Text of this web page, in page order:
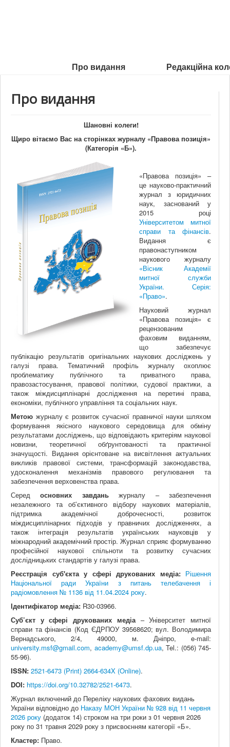
Про видання Редакційна
Про видання
Шановні колеги!
Щиро вітаємо Вас на сторінках журналу «Правова позиція»
(Категорія «Б»).
«Правова позиція» –
це науково-практичний
журнал з юридичних
наук, заснований у
2015 році
Університетом митної
справи та фінансів.
Видання є
правонаступником
наукового журналу
«Вісник Академії
митної служби
України. Серія:
«Право».
Науковий журнал
«Правова позиція» є
рецензованим
фаховим виданням,
що забезпечує
публікацію результатів оригінальних наукових досліджень у
галузі права. Тематичний профіль журналу охоплює
проблематику публічного та приватного права,
правозастосування, правової політики, судової практики, а
також міждисциплінарні дослідження на перетині права,
економіки, публічного управління та соціальних наук.
Метою журналу є розвиток сучасної правничої науки шляхом
формування якісного наукового середовища для обміну
результатами досліджень, що відповідають критеріям наукової
новизни, теоретичної обґрунтованості та практичної
значущості. Видання орієнтоване на висвітлення актуальних
викликів правової системи, трансформацій законодавства,
удосконалення механізмів правового регулювання та
забезпечення верховенства права.
Середосновних завданьжурналу – забезпечення
незалежного та об’єктивного відбору наукових матеріалів,
підтримка академічної доброчесності, розвиток
міждисциплінарних підходів у правничих дослідженнях, а
також інтеграція результатів українських науковців у
міжнародний академічний простір. Журнал сприяє формуванню
професійної наукової спільноти та розвитку сучасних
дослідницьких стандартів у галузі права.
Реєстрація суб'єкта у сфері друкованих медіа: Рішення
Національної ради України з питань телебачення і
радіомовлення № 1136 від 11.04.2024 року.
Ідентифікатор медіа: R30-03966.
Суб’єкт у сфері друкованих медіа– Університет митної
справи та фінансів (Код ЄДРПОУ 39568620; вул. Володимира
Вернадського, 2/4, 49000, м. Дніпро, e-mail:
university.msf@gmail.com, academy@umsf.dp.ua, Tel.: (056) 745-
55-96).
ISSN: 2521-6473 (Print) 2664-634X (Online).
DOI: https://doi.org/10.32782/2521-6473.
Журнал включений до Переліку наукових фахових видань
України відповідно до Наказу МОН України № 928 від 11 червня
2026 року (додаток 14) строком на три роки з 01 червня 2026
року по 31 травня 2029 року з присвоєнням категорії «Б».
Кластер: Право.